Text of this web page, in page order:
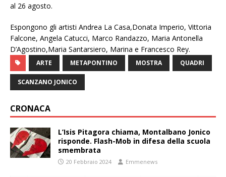
al 26 agosto.
Espongono gli artisti Andrea La Casa,Donata Imperio, Vittoria
Falcone, Angela Catucci, Marco Randazzo, Maria Antonella
D’Agostino,Maria Santarsiero, Marina e Francesco Rey.
ARTE METAPONTINO MOSTRA QUADRI
SCANZANO JONICO
CRONACA
L’Isis Pitagora chiama, Montalbano Jonico
risponde. Flash-Mob in difesa della scuola
smembrata
20 Febbraio 2024 Emmenews